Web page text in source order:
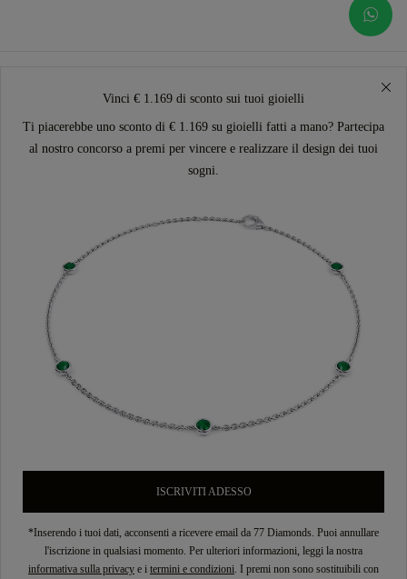
Vinci € 1.169 di sconto sui tuoi gioielli
Ti piacerebbe uno sconto di € 1.169 su gioielli fatti a mano? Partecipa
al nostro concorso a premi per vincere e realizzare il design dei tuoi
sogni.
ISCRIVITI ADESSO
*Inserendo i tuoi dati, acconsenti a ricevere email da 77 Diamonds. Puoi annullare
l'iscrizione in qualsiasi momento. Per ulteriori informazioni, leggi la nostra
informativa sulla privacy e i termini e condizioni. I premi non sono sostituibili con